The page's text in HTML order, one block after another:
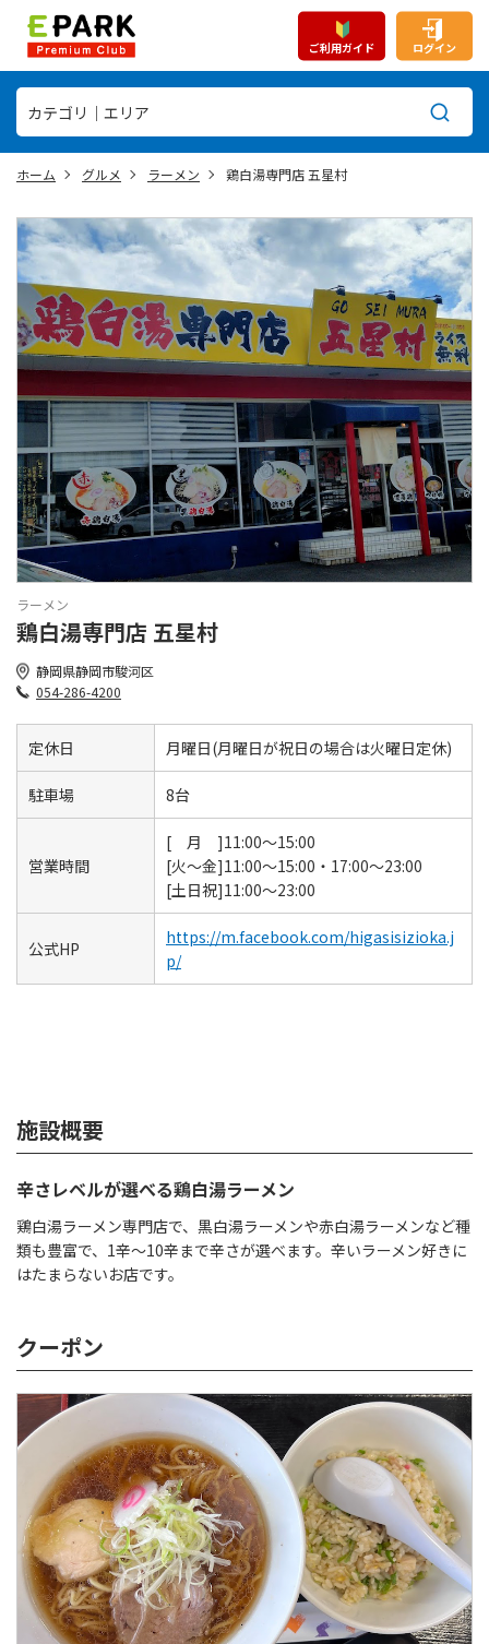
ご利用ガイド ログイン
ホーム グルメ ラーメン 鶏白湯専門店 五星村
ラーメン
鶏白湯専門店 五星村
静岡県静岡市駿河区
054-286-4200
定休日 月曜日(月曜日が祝日の場合は火曜日定休)
駐車場 8台
営業時間
[ 月 ]11:00～15:00
[火～金]11:00～15:00・17:00～23:00
[土日祝]11:00～23:00
公式HP
https://m.facebook.com/higasisizioka.j
p/
施設概要
辛さレベルが選べる鶏白湯ラーメン
鶏白湯ラーメン専門店で、黒白湯ラーメンや赤白湯ラーメンなど種
類も豊富で、1辛～10辛まで辛さが選べます。辛いラーメン好きに
はたまらないお店です。
クーポン